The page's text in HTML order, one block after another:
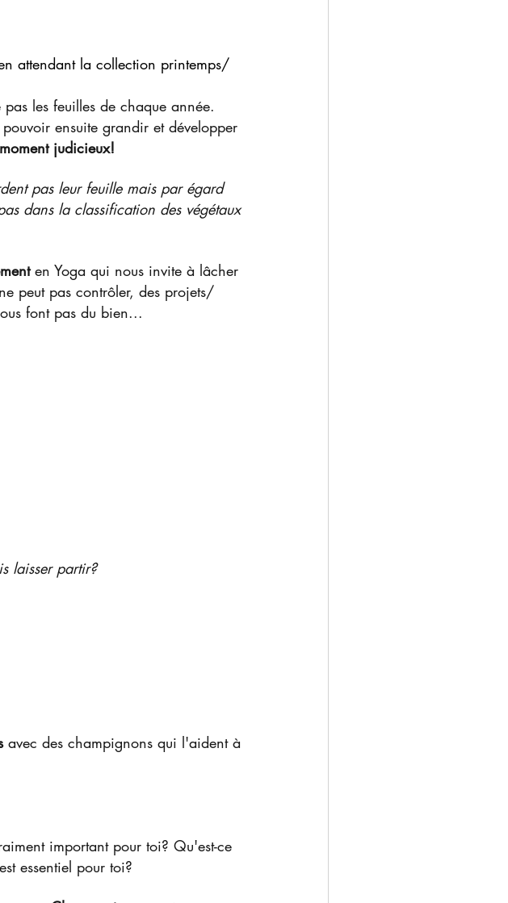
attendant la collection printemps/
les feuilles de chaque année.
ensuite grandir et développer
judicieux!
pas leur feuille mais par égard
dans la classification des végétaux
en Yoga qui nous invite à lâcher
peut pas contrôler, des projets/
font pas du bien...
laisser partir?
avec des champignons qui l'aident à
important pour toi? Qu'est-ce
essentiel pour toi?